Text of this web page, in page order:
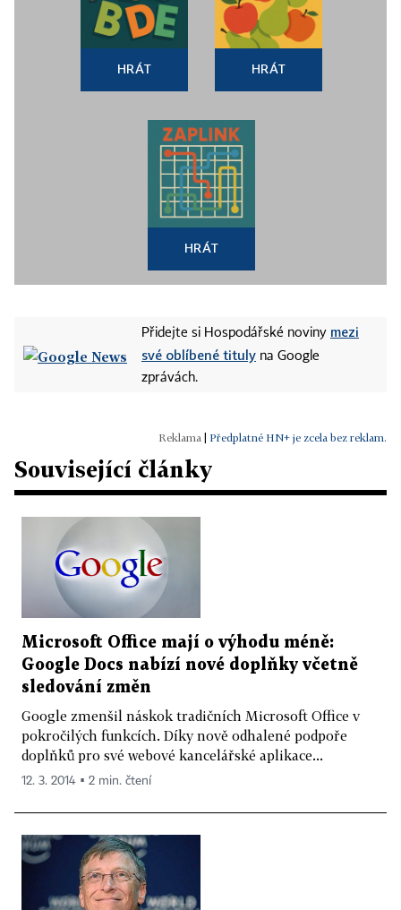
HRÁT HRÁT
HRÁT
Přidejte si Hospodářské noviny mezi
své oblíbené tituly na Google
zprávách.
Předplatné HN+ je zcela bez reklam.
Související články
Microsoft Office mají o výhodu méně:
Google Docs nabízí nové doplňky včetně
sledování změn
Google zmenšil náskok tradičních Microsoft Office v
pokročilých funkcích. Díky nově odhalené podpoře
doplňků pro své webové kancelářské aplikace...
12. 3. 2014 ▪ 2 min. čtení